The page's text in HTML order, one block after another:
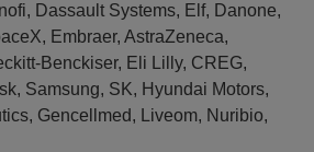
Dassault Systems, Elf, Danone,
Embraer, AstraZeneca,
Benckiser, Eli Lilly, CREG,
Samsung, SK, Hyundai Motors,
Gencellmed, Liveom, Nuribio,